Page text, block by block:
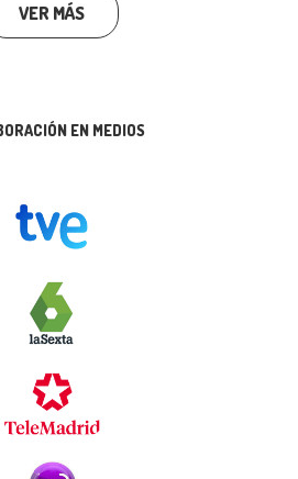
VER MÁS
EN MEDIOS